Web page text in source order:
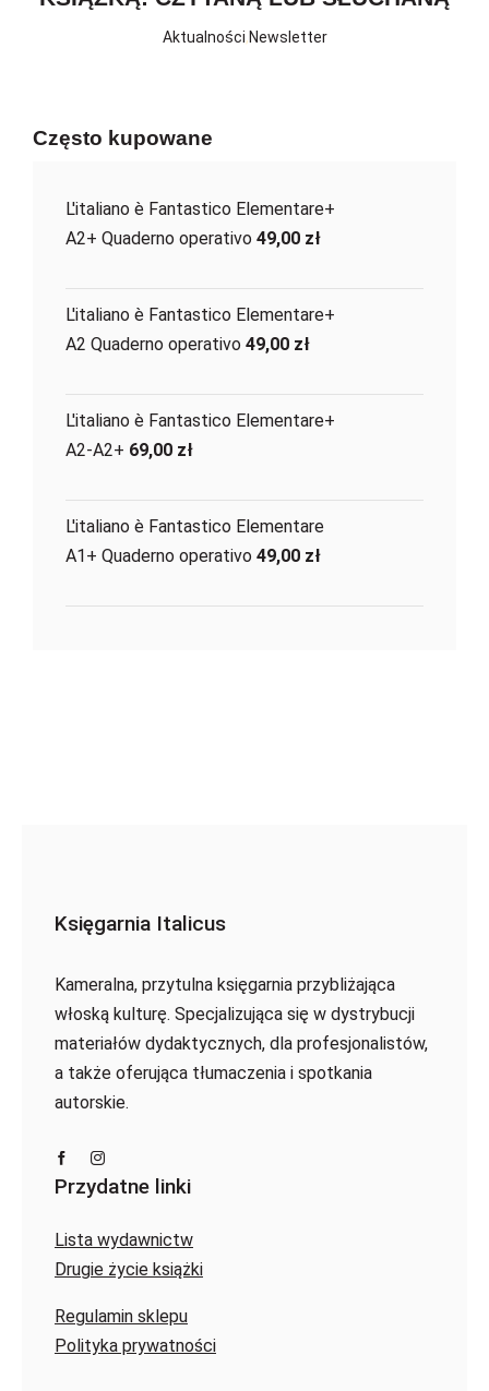
Aktualności,Newsletter
Często kupowane
L'italiano è Fantastico Elementare+
A2+ Quaderno operativo 49,00 zł
L'italiano è Fantastico Elementare+
A2 Quaderno operativo 49,00 zł
L'italiano è Fantastico Elementare+
A2-A2+ 69,00 zł
L'italiano è Fantastico Elementare
A1+ Quaderno operativo 49,00 zł
Księgarnia Italicus
Kameralna, przytulna księgarnia przybliżająca
włoską kulturę. Specjalizująca się w dystrybucji
materiałów dydaktycznych, dla profesjonalistów,
a także oferująca tłumaczenia i spotkania
autorskie.
Przydatne linki
Lista wydawnictw
Drugie życie książki
Regulamin sklepu
Polityka prywatności